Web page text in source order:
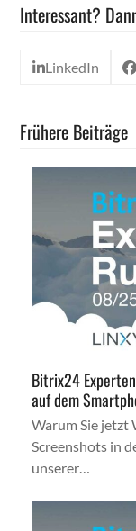
Interessant?
LinkedIn
Frühere Beiträge
Bitrix24
auf dem
Warum Sie jetzt
Screenshots in
unserer…